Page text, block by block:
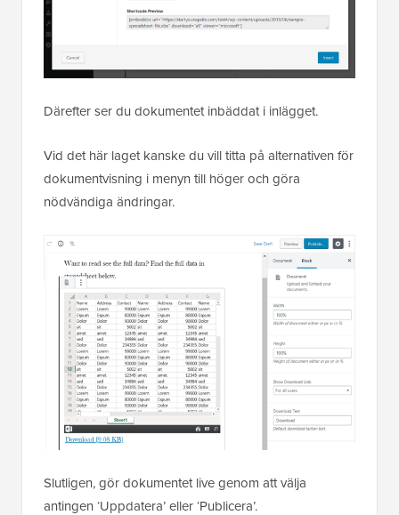
Därefter ser du dokumentet inbäddat i inlägget.
Vid det här laget kanske du vill titta på alternativen för
dokumentvisning i menyn till höger och göra
nödvändiga ändringar.
Slutligen, gör dokumentet live genom att välja
antingen ‘Uppdatera’ eller ‘Publicera’.